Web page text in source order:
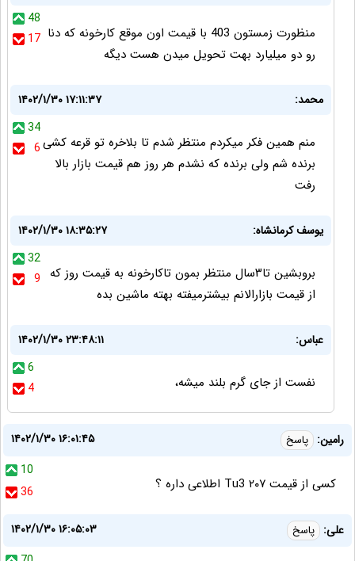
48
17 منظورت زمستون 403 با قیمت اون موقع کارخونه که دنا
رو دو میلیارد بهت تحویل میدن هست دیگه
محمد:
۱۴۰۲/۱/۳۰ ۱۷:۱۱:۳۷
34
6منم همین فکر میکردم منتظر شدم تا بلاخره تو قرعه کشی
برنده شم ولی برنده که نشدم هر روز هم قیمت بازار بالا
رفت
یوسف کرمانشاه:
۱۴۰۲/۱/۳۰ ۱۸:۳۵:۲۷
32
9 بروبشین تا۳سال منتظر بمون تاکارخونه به قیمت روز که
از قیمت بازارالانم بیشترمیفته بهته ماشین بده
عباس:
۱۴۰۲/۱/۳۰ ۲۳:۴۸:۱۱
6
4
نفست از جای گرم بلند میشه،
رامین: پاسخ
۱۴۰۲/۱/۳۰ ۱۶:۰۱:۴۵
10
36
کسی از قیمت ۲۰۷ Tu3 اطلاعی داره ؟
علی: پاسخ
۱۴۰۲/۱/۳۰ ۱۶:۰۵:۰۳